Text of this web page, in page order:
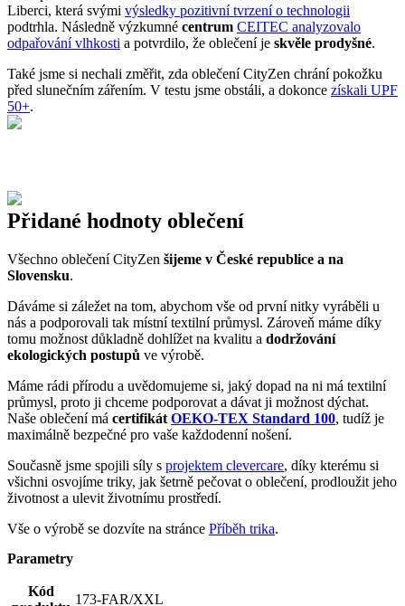
Liberci, která svými výsledky pozitivní tvrzení o technologii
podtrhla. Následně výzkumné centrum CEITEC analyzovalo
odpařování vlhkosti a potvrdilo, že oblečení je skvěle prodyšné.
Také jsme si nechali změřit, zda oblečení CityZen chrání pokožku
před slunečním zářením. V testu jsme obstáli, a dokonce získali UPF
50+.
Přidané hodnoty oblečení
Všechno oblečení CityZen šijeme v České republice a na
Slovensku.
Dáváme si záležet na tom, abychom vše od první nitky vyráběli u
nás a podporovali tak místní textilní průmysl. Zároveň máme díky
tomu možnost důkladně dohlížet na kvalitu a dodržování
ekologických postupů ve výrobě.
Máme rádi přírodu a uvědomujeme si, jaký dopad na ni má textilní
průmysl, proto ji chceme podporovat a dávat ji možnost dýchat.
Naše oblečení má certifikát OEKO-TEX Standard 100, tudíž je
maximálně bezpečné pro vaše každodenní nošení.
Současně jsme spojili síly s projektem clevercare, díky kterému si
všichni osvojíme triky, jak šetrně pečovat o oblečení, prodloužit jeho
životnost a ulevit životnímu prostředí.
Vše o výrobě se dozvíte na stránce Příběh trika.
Parametry
Kód
173-FAR/XXL